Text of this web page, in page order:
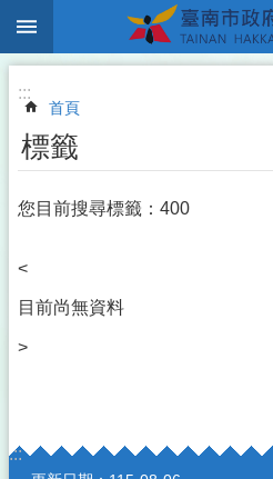
跳到主要內容區塊
:::
首頁
標籤
您目前搜尋標籤：400
<
目前尚無資料
>
:::